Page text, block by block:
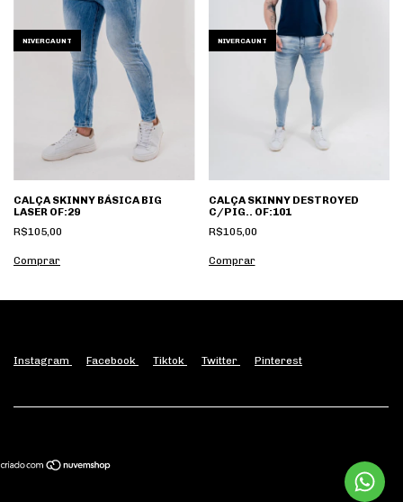
NIVERCAUNT
CALÇA SKINNY BÁSICA BIG
LASER OF:29
R$105,00
Comprar
NIVERCAUNT
CALÇA SKINNY DESTROYED
C/PIG.. OF:101
R$105,00
Comprar
Instagram Facebook Tiktok Twitter Pinterest